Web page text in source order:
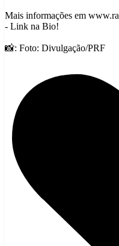
Mais informações em
- Link na Bio!
📸: Foto: Divulgação/PRF